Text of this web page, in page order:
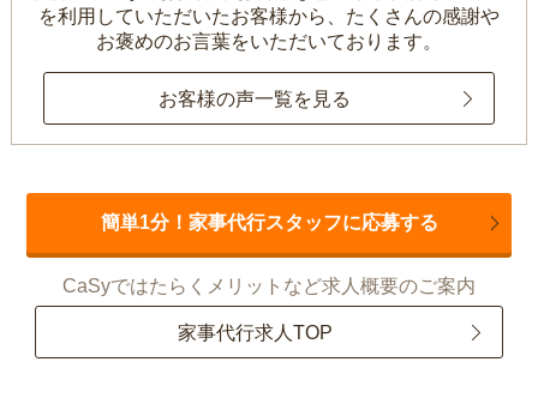
を利用していただいたお客様から、 たくさんの感謝や
お褒めのお言葉をいただいております。
お客様の声一覧を見る
簡単1分！家事代行スタッフに応募する
CaSyではたらくメリットなど求人概要のご案内
家事代行求人TOP